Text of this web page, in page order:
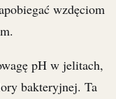
wzdęciom
pH w jelitach,
bakteryjnej. Ta